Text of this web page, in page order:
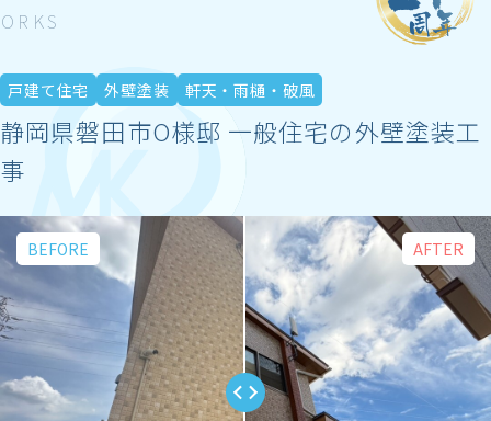
戸建て住宅 外壁塗装 軒天・雨樋・破風
静岡県磐田市O様邸 一般住宅の外壁塗装工
事